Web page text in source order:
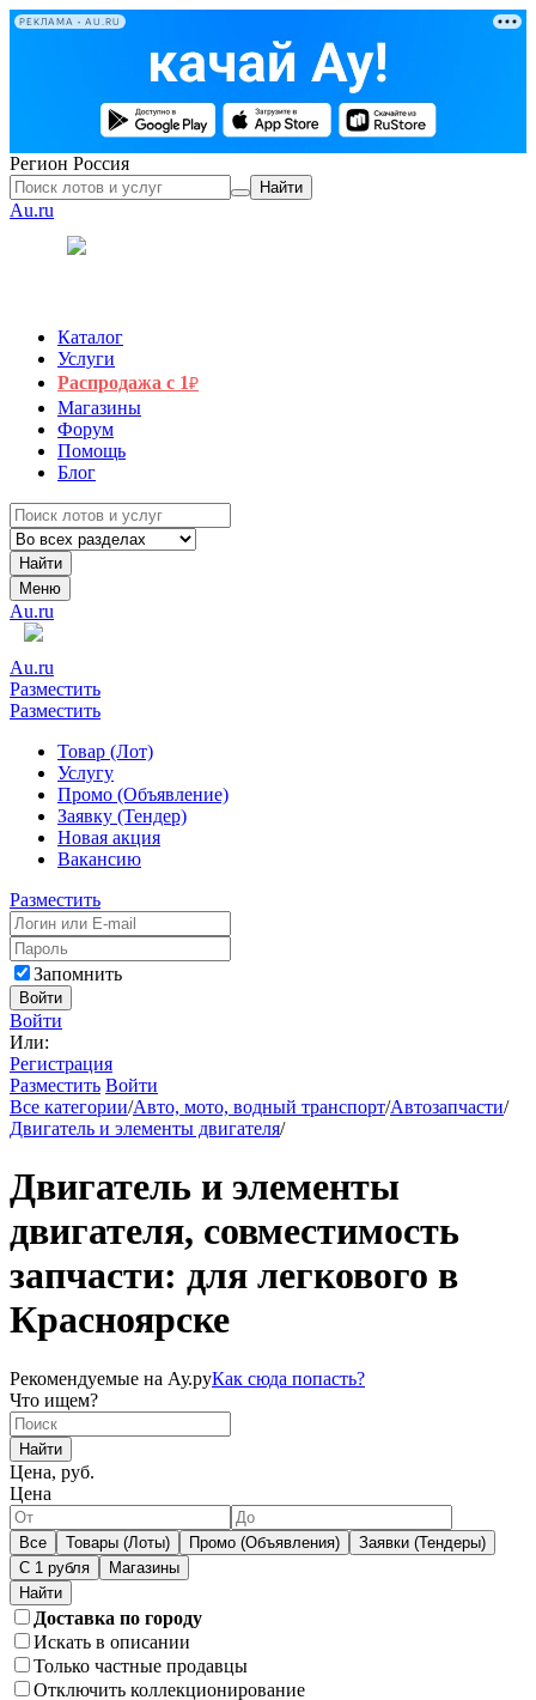
РЕКЛАМА • AU.RU
Регион Россия
Найти
Au.ru
Каталог
Услуги
Распродажа с 1₽
Магазины
Форум
Помощь
Блог
Найти
Меню
Au.ru
Au.ru
Разместить
Разместить
Товар (Лот)
Услугу
Промо (Объявление)
Заявку (Тендер)
Новая акция
Вакансию
Разместить
Запомнить
Войти
Войти
Или:
Регистрация
Разместить Войти
Все категории/Авто, мото, водный транспорт/Автозапчасти/
Двигатель и элементы двигателя/
Двигатель и элементы
двигателя, совместимость
запчасти: для легкового в
Красноярске
Рекомендуемые на Ау.руКак сюда попасть?
Что ищем?
Найти
Цена, руб.
Цена
Все Товары (Лоты) Промо (Объявления)
Заявки (Тендеры)
С 1 рубля
Магазины
Доставка по городу
Искать в описании
Только частные продавцы
Отключить коллекционирование